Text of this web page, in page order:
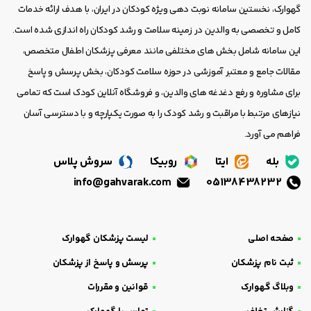
گهوارک، نخستین سامانه نوبت دهی ویژه کودکان در ایران، با هدف ارائه خدمات
کامل و تخصصی به والدین در زمینه سلامت و رشد کودکان راه اندازی شده است.
این سامانه شامل بخش های مختلفی مانند معرفی پزشکان اطفال متخصص،
مقالات جامع و معتبر آموزشی در حوزه سلامت کودکان، بخش پرسش و پاسخ
برای مشاوره و رفع دغدغه های والدین، و فروشگاه آنلاین کودک است که تمامی
نیازهای مرتبط با مراقبت و رشد کودک را به صورت یکپارچه و با دسترسی آسان
فراهم می آورد.
بله ایتا روبیکا
سروش پلاس
صفحه اصلی
لیست پزشکان گهوارک
ثبت نام پزشکان
پرسش و پاسخ از پزشکان
وبلاگ گهوارک
قوانین و مقررات